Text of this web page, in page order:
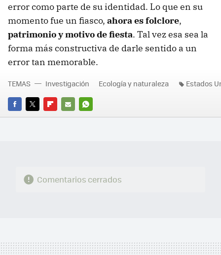
error como parte de su identidad. Lo que en su
momento fue un fiasco, ahora es folclore,
patrimonio y motivo de fiesta. Tal vez esa sea la
forma más constructiva de darle sentido a un
error tan memorable.
FACEBOOK
TWITTERFLIPBOARD
E-
WHATSAPP
TEMAS Investigación Ecología y naturaleza Estados
Comentarios cerrados